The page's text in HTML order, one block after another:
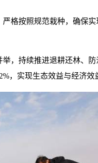
格按照规范栽种，确保
，持续推进退耕还林、
，实现生态效益与经济效